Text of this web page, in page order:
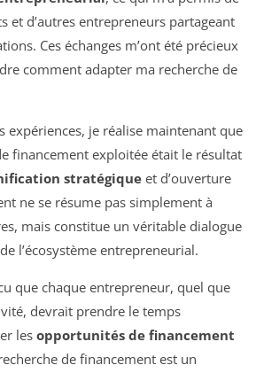
et d’autres entrepreneurs partageant
Ces échanges m’ont été précieux
comment adapter ma recherche de
expériences, je réalise maintenant que
financement exploitée était le résultat
stratégique et d’ouverture
ne se résume pas simplement à
mais constitue un véritable dialogue
l’écosystème entrepreneurial.
que chaque entrepreneur, quel que
devrait prendre le temps
les opportunités de financement
de financement est un